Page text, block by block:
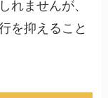
れませんが、
を抑えること